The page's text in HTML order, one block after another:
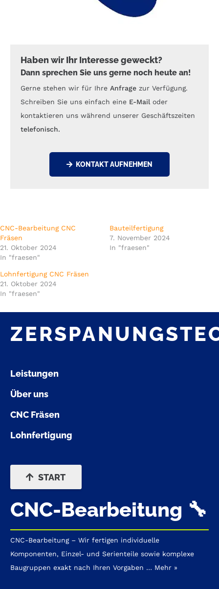
Haben wir Ihr Interesse geweckt?
Dann sprechen Sie uns gerne noch heute an!
Gerne stehen wir für Ihre Anfrage zur Verfügung.
Schreiben Sie uns einfach eine E-Mailoder
kontaktieren uns während unserer Geschäftszeiten
telefonisch.
KONTAKT AUFNEHMEN
CNC-Bearbeitung CNC
Fräsen
21. Oktober 2024
In "fraesen"
Bauteilfertigung
7. November 2024
In "fraesen"
Lohnfertigung CNC Fräsen
21. Oktober 2024
In "fraesen"
Leistungen
Über uns
CNC Fräsen
Lohnfertigung
START
CNC-Bearbeitung 🔧
CNC-Bearbeitung – Wir fertigen individuelle
Komponenten, Einzel- und Serienteile sowie komplexe
Baugruppen exakt nach Ihren Vorgaben … Mehr »